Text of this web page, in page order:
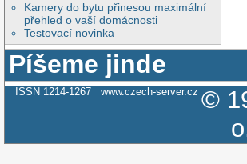
Kamery do bytu přinesou maximální
přehled o vaší domácnosti
Testovací novinka
Píšeme jinde
ISSN 1214-1267 www.czech-server.cz ©